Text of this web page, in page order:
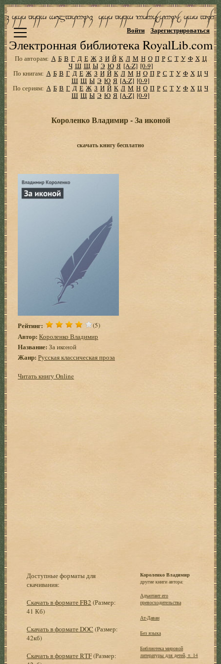
Электронная библиотека RoyalLib.com
Войти Зарегистрироваться
По авторам: А Б В Г Д Е Ж З И Й К Л М Н О П Р С Т У Ф Х Ц
Ч Ш Щ Ы Э Ю Я [A-Z] [0-9]
По книгам: А Б В Г Д Е Ж З И Й К Л М Н О П Р С Т У Ф Х Ц Ч
Ш Щ Ы Э Ю Я [A-Z] [0-9]
По сериям: А Б В Г Д Е Ж З И Й К Л М Н О П Р С Т У Ф Х Ц Ч
Ш Щ Ы Э Ю Я [A-Z] [0-9]
Короленко Владимир - За иконой
скачать книгу бесплатно
Рейтинг: (5)
Автор: Короленко Владимир
Название: За иконой
Жанр: Русская классическая проза
Читать книгу Online
Доступные форматы для
скачивания:
Скачать в формате FB2 (Размер:
41 Кб)
Скачать в формате DOC (Размер:
42кб)
Скачать в формате RTF(Размер:
Короленко Владимир
другие книги автора:
Адъютант его
превосходительства
Ат-Даван
Без языка
Библиотека мировой
литературы для детей, т. 14